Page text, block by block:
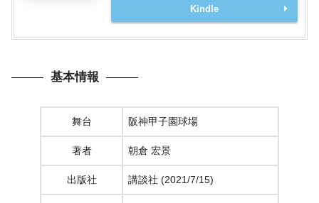
Kindle
基本情報
舞台 阪神甲子園球場
著者 朝倉 宏景
出版社 講談社 (2021/7/15)